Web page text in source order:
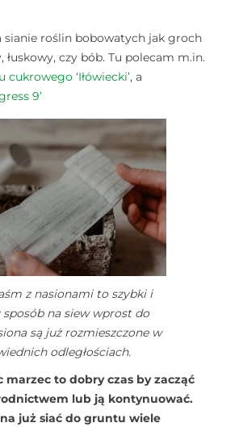
sianie roślin bobowatych jak groch
łuskowy, czy bób. Tu polecam m.in.
cukrowego ‘Iłówiecki’, a
9’
z nasionami to szybki i
na siew wprost do
są już rozmieszczone w
odległościach.
marzec to dobry czas by zacząć
lub ją kontynuować.
już siać do gruntu wiele